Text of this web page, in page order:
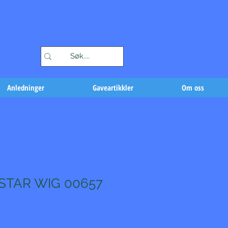
Anledninger Gaveartikkler Om oss
WIG 00657